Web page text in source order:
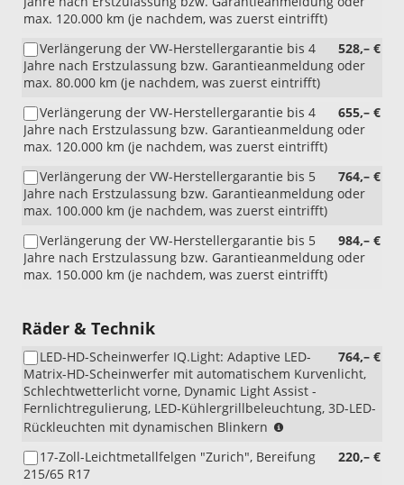
max. 120.000 km (je nachdem, was zuerst eintrifft)
528,– €
Verlängerung der VW-Herstellergarantie bis 4
Jahre nach Erstzulassung bzw. Garantieanmeldung oder
max. 80.000 km (je nachdem, was zuerst eintrifft)
655,– €
Verlängerung der VW-Herstellergarantie bis 4
Jahre nach Erstzulassung bzw. Garantieanmeldung oder
max. 120.000 km (je nachdem, was zuerst eintrifft)
764,– €
Verlängerung der VW-Herstellergarantie bis 5
Jahre nach Erstzulassung bzw. Garantieanmeldung oder
max. 100.000 km (je nachdem, was zuerst eintrifft)
984,– €
Verlängerung der VW-Herstellergarantie bis 5
Jahre nach Erstzulassung bzw. Garantieanmeldung oder
max. 150.000 km (je nachdem, was zuerst eintrifft)
Räder & Technik
764,– €
LED-HD-Scheinwerfer IQ.Light: Adaptive LED-
Matrix-HD-Scheinwerfer mit automatischem Kurvenlicht,
Schlechtwetterlicht vorne, Dynamic Light Assist -
Fernlichtregulierung, LED-Kühlergrillbeleuchtung, 3D-LED-
Rückleuchten mit dynamischen Blinkern
mit
220,– €
17-Zoll-Leichtmetallfelgen "Zurich", Bereifung
215/65 R17